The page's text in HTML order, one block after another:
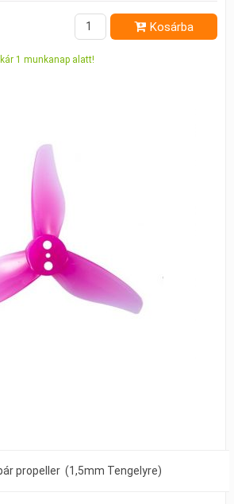
Kosárba
1 munkanap alatt!
propeller (1,5mm Tengelyre)